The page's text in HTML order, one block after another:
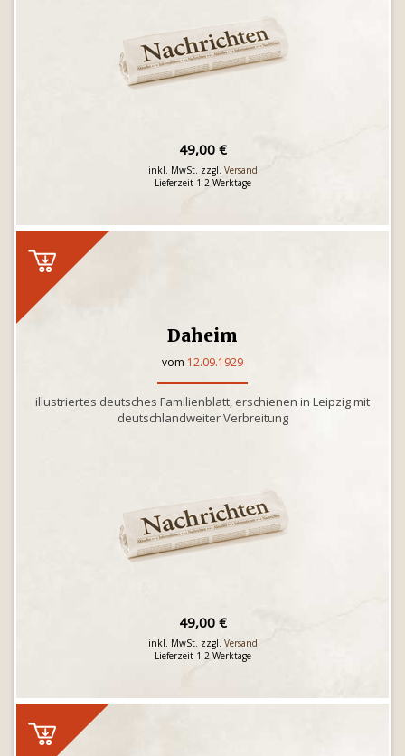
49,00 €
inkl. MwSt. zzgl. Versand
Lieferzeit 1-2 Werktage
Daheim
vom 12.09.1929
illustriertes deutsches Familienblatt, erschienen in Leipzig mit
deutschlandweiter Verbreitung
49,00 €
inkl. MwSt. zzgl. Versand
Lieferzeit 1-2 Werktage